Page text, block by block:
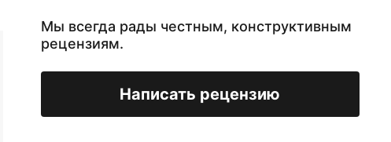
Мы всегда рады честным, конструктивным
рецензиям.
Написать рецензию